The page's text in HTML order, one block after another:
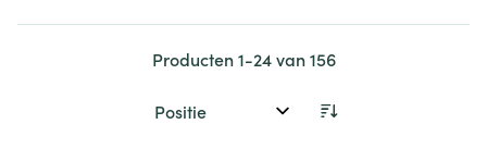
Producten1-24van156
Sorteer op: